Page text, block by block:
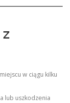
w ciągu kilku
lub uszkodzenia